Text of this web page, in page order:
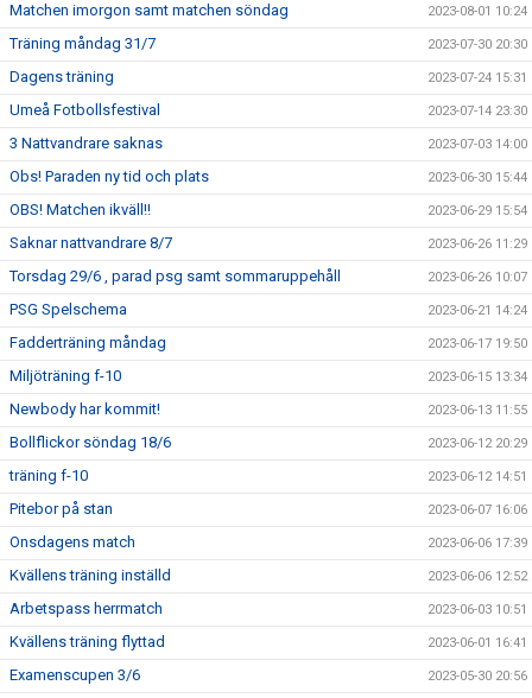
Matchen imorgon samt matchen söndag 2023-08-01 10:24
Träning måndag 31/7 2023-07-30 20:30
Dagens träning 2023-07-24 15:31
Umeå Fotbollsfestival 2023-07-14 23:30
3 Nattvandrare saknas 2023-07-03 14:00
Obs! Paraden ny tid och plats 2023-06-30 15:44
OBS! Matchen ikväll!! 2023-06-29 15:54
Saknar nattvandrare 8/7 2023-06-26 11:29
Torsdag 29/6 , parad psg samt sommaruppehåll 2023-06-26 10:07
PSG Spelschema 2023-06-21 14:24
Fadderträning måndag 2023-06-17 19:50
Miljöträning f-10 2023-06-15 13:34
Newbody har kommit! 2023-06-13 11:55
Bollflickor söndag 18/6 2023-06-12 20:29
träning f-10 2023-06-12 14:51
Pitebor på stan 2023-06-07 16:06
Onsdagens match 2023-06-06 17:39
Kvällens träning inställd 2023-06-06 12:52
Arbetspass herrmatch 2023-06-03 10:51
Kvällens träning flyttad 2023-06-01 16:41
Examenscupen 3/6 2023-05-30 20:56